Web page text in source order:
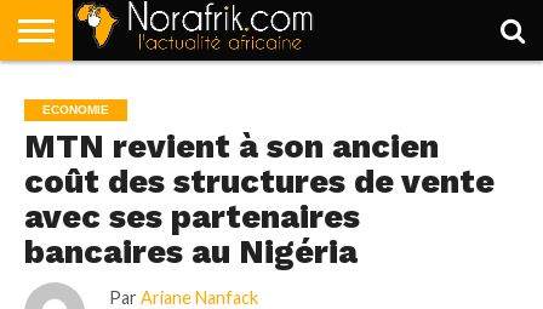
POLITIQUE
SOCIÉTÉ
ECONOMIE
SPORT
LIFESTYLE
ECONOMIE
MTN revient à son ancien
coût des structures de vente
avec ses partenaires
bancaires au Nigéria
Par Ariane Nanfack